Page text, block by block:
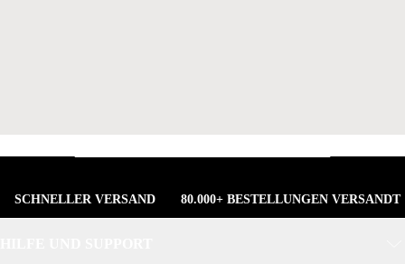
SCHNELLER VERSAND 80.000+ BESTELLUNGEN VERSANDT